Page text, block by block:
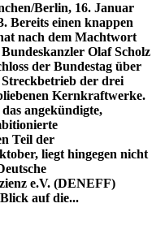
Berlin, 16. Januar
Bereits einen knappen
nach dem Machtwort
Olaf Scholz
der Bundestag über
Streckbetrieb der drei
Kernkraftwerke.
angekündigte,
Teil der
liegt hingegen nicht
e.V. (DENEFF)
auf die...